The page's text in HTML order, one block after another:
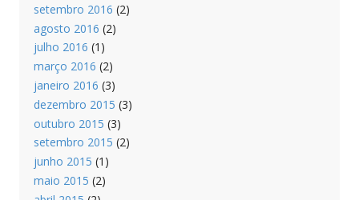
setembro 2016 (2)
agosto 2016 (2)
julho 2016 (1)
março 2016 (2)
janeiro 2016 (3)
dezembro 2015 (3)
outubro 2015 (3)
setembro 2015 (2)
junho 2015 (1)
maio 2015 (2)